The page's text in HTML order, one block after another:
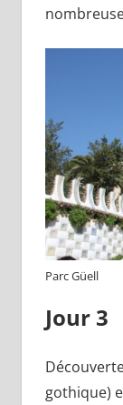
Parc Güell
Jour 3
gothique)